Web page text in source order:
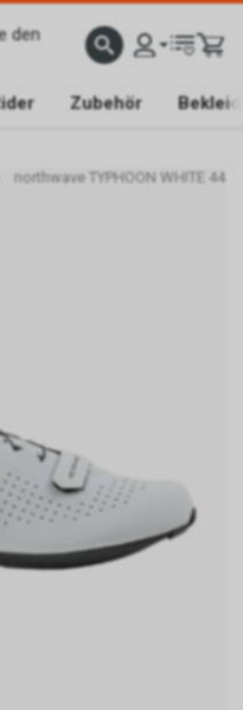
den
Zubehör
northwave TYPHOON WHITE 44